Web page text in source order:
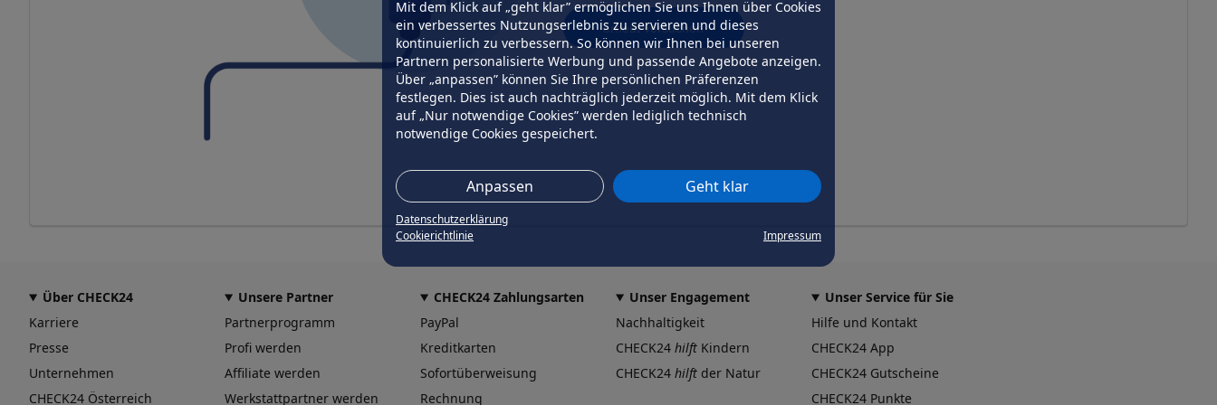
Mit dem Klick auf „geht klar” ermöglichen Sie uns Ihnen über Cookies
ein verbessertes Nutzungserlebnis zu servieren und dieses
kontinuierlich zu verbessern. So können wir Ihnen bei unseren
Partnern personalisierte Werbung und passende Angebote anzeigen.
Über „anpassen” können Sie Ihre persönlichen Präferenzen
festlegen. Dies ist auch nachträglich jederzeit möglich. Mit dem Klick
auf „Nur notwendige Cookies” werden lediglich technisch
notwendige Cookies gespeichert.
Anpassen Geht klar
Datenschutzerklärung
Cookierichtlinie
Impressum
erneut versuchen
Über CHECK24
Karriere
Presse
Unternehmen
CHECK24 Österreich
Unsere Partner
Partnerprogramm
Profi werden
Affiliate werden
Werkstattpartner werden
CHECK24 Zahlungsarten
PayPal
Kreditkarten
Sofortüberweisung
Rechnung
Unser Engagement
Nachhaltigkeit
CHECK24 hilft Kindern
CHECK24 hilft der Natur
Unser Service für Sie
Hilfe und Kontakt
CHECK24 App
CHECK24 Gutscheine
CHECK24 Punkte